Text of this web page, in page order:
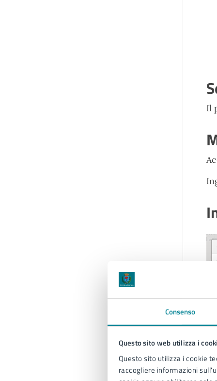
Consenso
Questo sito web utilizza i
Questo sito utilizza i cookie
raccogliere informazioni
Il